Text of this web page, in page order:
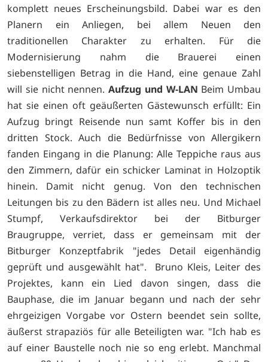
komplett neues Erscheinungsbild. Dabei war es den
Planern ein Anliegen, bei allem Neuen den
traditionellen Charakter zu erhalten. Für die
Modernisierung nahm die Brauerei einen
siebenstelligen Betrag in die Hand, eine genaue Zahl
will sie nicht nennen. Aufzug und W-LAN Beim Umbau
hat sie einen oft geäußerten Gästewunsch erfüllt: Ein
Aufzug bringt Reisende nun samt Koffer bis in den
dritten Stock. Auch die Bedürfnisse von Allergikern
fanden Eingang in die Planung: Alle Teppiche raus aus
den Zimmern, dafür ein schicker Laminat in Holzoptik
hinein. Damit nicht genug. Von den technischen
Leitungen bis zu den Bädern ist alles neu. Und Michael
Stumpf, Verkaufsdirektor bei der Bitburger
Braugruppe, verriet, dass er gemeinsam mit der
Bitburger Konzeptfabrik "jedes Detail eigenhändig
geprüft und ausgewählt hat". Bruno Kleis, Leiter des
Projektes, kann ein Lied davon singen, dass die
Bauphase, die im Januar begann und nach der sehr
ehrgeizigen Vorgabe vor Ostern beendet sein sollte,
äußerst strapaziös für alle Beteiligten war. "Ich hab es
auf einer Baustelle noch nie so eng erlebt. Manchmal